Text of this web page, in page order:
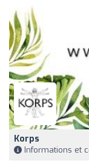
Korps
Informations et